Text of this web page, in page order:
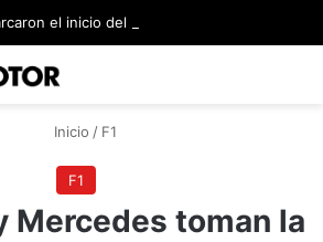
Inicio / F1
F1
Mercedes toman la